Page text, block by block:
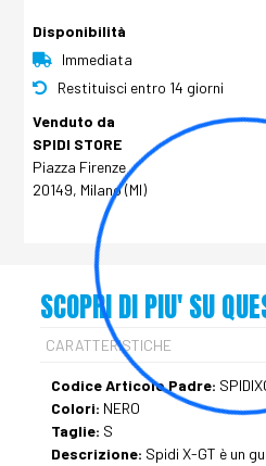
Disponibilità
Immediata
Restituisci entro 14 giorni
Venduto da
SPIDI STORE
Piazza Firenze
20149, Milano (MI)
SCOPRI DI PIU' SU
CARATTERISTICHE
Codice Articolo Padre:
Colori: NERO
Taglie: S
Descrizione: Spidi X-GT è un